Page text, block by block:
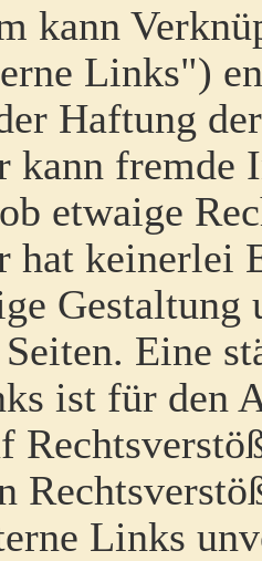
kann
Links")
Haftung
kann fremde
etwaige
hat keinerlei
Gestaltung
Eine
ist für den
Links